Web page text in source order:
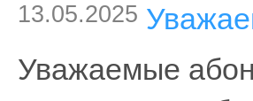
13.05.2025
Уважаемые